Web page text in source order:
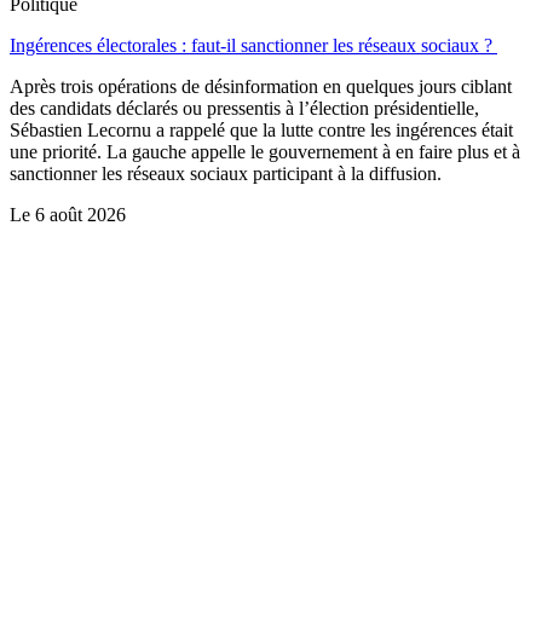
Ingérences électorales : faut-il sanctionner les réseaux sociaux ?
Après trois opérations de désinformation en quelques jours ciblant
des candidats déclarés ou pressentis à l’élection présidentielle,
Sébastien Lecornu a rappelé que la lutte contre les ingérences était
une priorité. La gauche appelle le gouvernement à en faire plus et à
sanctionner les réseaux sociaux participant à la diffusion.
Le 6 août 2026